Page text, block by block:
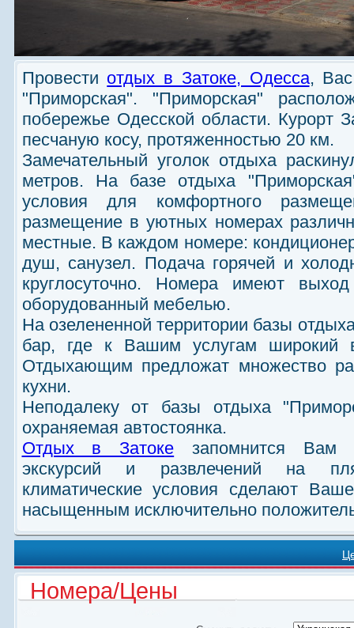
Провести отдых в Затоке, Одесса, Вас
"Приморская". "Приморская"
побережье Одесской области. Курорт
песчаную косу, протяженностью 20 км.
Замечательный уголок отдыха
метров. На базе отдыха
условия для комфортного
размещение в уютных номерах
местные. В каждом номере:
душ, санузел. Подача горячей и
круглосуточно. Номера имеют
оборудованный мебелью.
На озелененной территории базы
бар, где к Вашим услугам широкий
Отдыхающим предложат множество
кухни.
Неподалеку от базы отдыха
охраняемая автостоянка.
Отдых в Затоке запомнится Вам
экскурсий и развлечений на
климатические условия сделают
насыщенным исключительно
Номера/Цены